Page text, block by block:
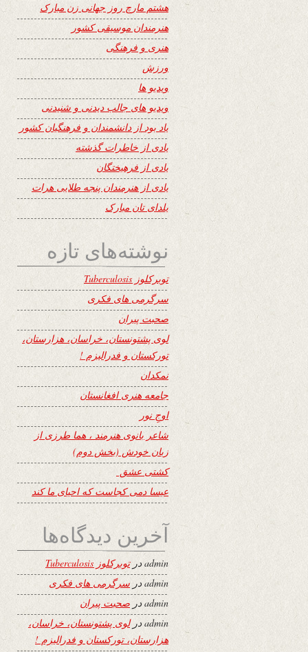
هشتم مارچ روز جهانی زن مبارک
هنرمندان موسیقی کشور
هنری و فرهنگی
ورزش
ویدیو ها
ویدیو های جالب دیدنی و شنیدنی
یاد بود از دانشمندان و فرهنگیان کشور
یادی از خاطرات گذشته
یادی از فرهیختگان
یادی از هنرمندان پنجه طلایی هرات
یلدای تان مبارک
نوشته‌های تازه
توبرکلوز Tuberculosis
سرگرمی های فکری
صحبت پیران
لوی پشتونستان، خراسان، هزارستان،
تورکستان و فدرالیزم !
نمکدان
جامعه هنری افغانستان
اوجِ نور
شاعر بانوی هنرمند ، هما طرزی از
زبان خودش (بخش دوم)
کشتی عشق
عیسا دمی کجاست که احیای ما کند
آخرین دیدگاه‌ها
adminدرتوبرکلوز Tuberculosis
admin در سرگرمی های فکری
admin در صحبت پیران
adminدرلوی پشتونستان، خراسان،
هزارستان، تورکستان و فدرالیزم !